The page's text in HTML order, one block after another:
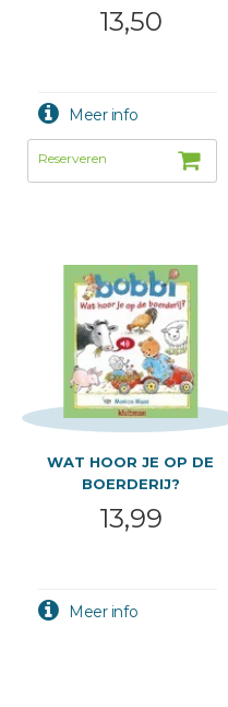
13,50
WAT HOOR JE OP DE
BOERDERIJ?
13,99